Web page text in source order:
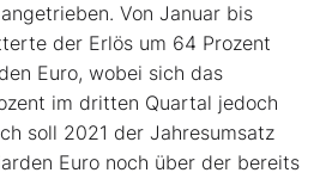
Von Januar bis
der Erlös um 64 Prozent
Euro, wobei sich das
im dritten Quartal jedoch
soll 2021 der Jahresumsatz
Euro noch über der bereits